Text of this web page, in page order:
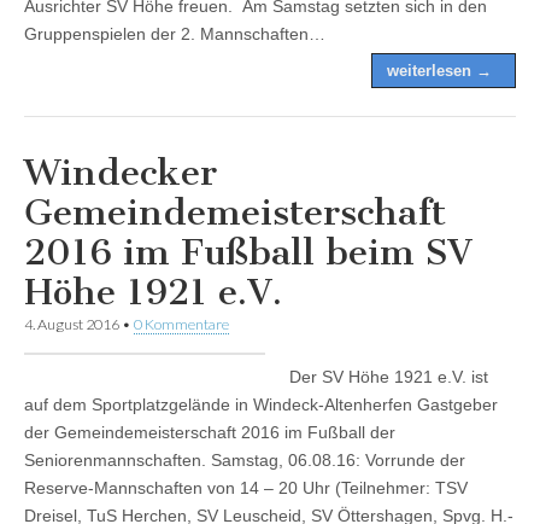
Ausrichter SV Höhe freuen. Am Samstag setzten sich in den
Gruppenspielen der 2. Mannschaften…
weiterlesen →
Windecker
Gemeindemeisterschaft
2016 im Fußball beim SV
Höhe 1921 e.V.
4. August 2016 • 0 Kommentare
Der SV Höhe 1921 e.V. ist
auf dem Sportplatzgelände in Windeck-Altenherfen Gastgeber
der Gemeindemeisterschaft 2016 im Fußball der
Seniorenmannschaften. Samstag, 06.08.16: Vorrunde der
Reserve-Mannschaften von 14 – 20 Uhr (Teilnehmer: TSV
Dreisel, TuS Herchen, SV Leuscheid, SV Öttershagen, Spvg. H.-